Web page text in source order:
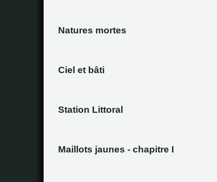
Natures mortes
Ciel et bâti
Station Littoral
Maillots jaunes - chapitre I